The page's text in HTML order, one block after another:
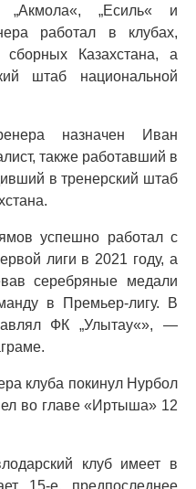
„Акмола«, „Есиль« и
работал в клубах,
Казахстана, а
штаб национальной
назначен Иван
также работавший в
в тренерский штаб
успешно работал с
лиги в 2021 году, а
серебряные медали
в Премьер-лигу. В
ФК „Улытау«», —
клуба покинул Нурбол
во главе «Иртыша» 12
клуб имеет в